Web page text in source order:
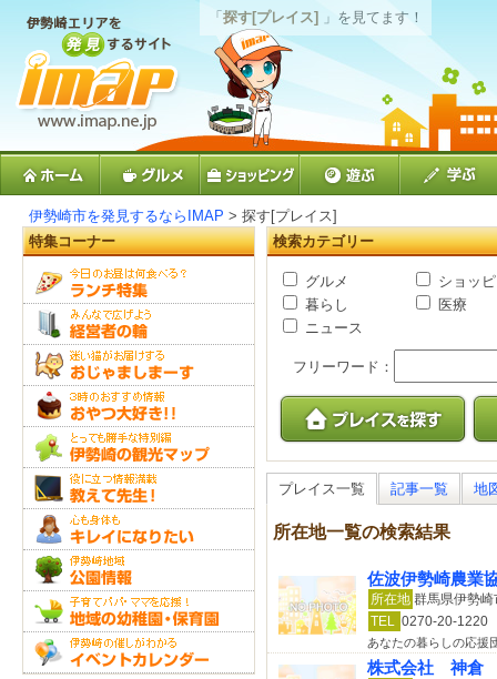
「探す[プレイス] 」を見てます！
伊勢崎市を発見するならIMAP > 探す[プレイス]
検索カテゴリー
グルメ
ショッ
暮らし
医療
ニュース
フリーワード：
プレイス一覧 記事一覧 地
所在地一覧の検索結果
佐波伊勢崎農業
所在地 群馬県伊勢
TEL 0270-20-1220
あなたの暮らしの応援
株式会社 神倉
特集コーナー